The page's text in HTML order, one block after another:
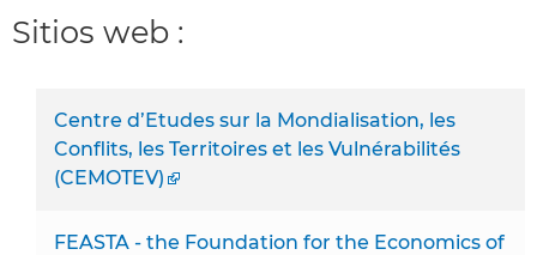
Sitios web :
Centre d’Etudes sur la Mondialisation, les
Conflits, les Territoires et les Vulnérabilités
(CEMOTEV)
FEASTA - the Foundation for the Economics of